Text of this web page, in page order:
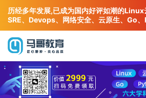
历经多年发展,已成为国内好评如潮的Linux
SRE、Devops、网络安全、云原生、Go
业人才培训机构!